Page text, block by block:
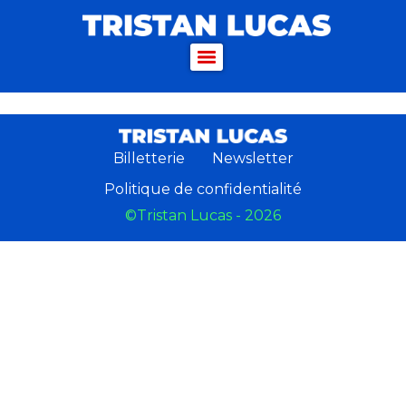
Billetterie
Newsletter
Politique de confidentialité
©Tristan Lucas - 2026